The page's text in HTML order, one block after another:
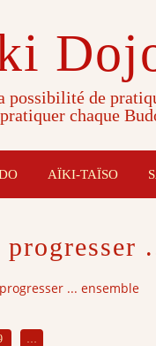
possibilité de
chaque
AÏKI-TAÏSO
... ensemble